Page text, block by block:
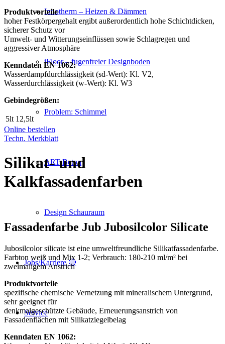
Innotherm – Heizen & Dämmen
iFloor – fugenfreier Designboden
Problem: Schimmel
ART Beton
Design Schauraum
Jobs/Karriere 🔴
Service
Produktvorteile
hoher Festkörpergehalt ergibt außerordentlich hohe Schichtdicken,
sicherer Schutz vor
Umwelt- und Witterungseinflüssen sowie Schlagregen und
aggressiver Atmosphäre
Kenndaten EN 1062:
Wasserdampfdurchlässigkeit (sd-Wert): Kl. V2,
Wasserdurchlässigkeit (w-Wert): Kl. W3
Gebindegrößen:
5lt 12,5lt
Online bestellen
Techn. Merkblatt
Silikat- und
Kalkfassadenfarben
Fassadenfarbe Jub Jubosilcolor Silicate
Jubosilcolor silicate ist eine umweltfreundliche Silikatfassadenfarbe.
Farbton weiß und Mix 1-2; Verbrauch: 180-210 ml/m² bei
zweimaligem Anstrich
Produktvorteile
spezifische chemische Vernetzung mit mineralischem Untergrund,
sehr geeignet für
denkmalgeschützte Gebäude, Erneuerungsanstrich von
Fassadenflächen mit Silikatziegelbelag
Kenndaten EN 1062: